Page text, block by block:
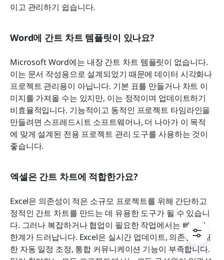
이고 관리하기 쉽습니다.
Word에 간트 차트 템플릿이 있나요?
Microsoft Word에는 내장 간트 차트 템플릿이 없습니다.
이는 문서 작성용으로 설계되었기 때문에 데이터 시각화나
프로젝트 관리용이 아닙니다. 기본 표를 만들거나 차트 이
미지를 가져올 수는 있지만, 이는 정적이며 업데이트하기
비효율적입니다. 기능적이고 동적인 프로젝트 타임라인을
만들려면 스프레드시트 소프트웨어나, 더 나아가 이 목적
에 맞게 설계된 전용 프로젝트 관리 도구를 사용하는 것이
좋습니다.
엑셀은 간트 차트에 적합한가요?
Excel은 의존성이 적은 소규모 프로젝트를 위해 간단하고
정적인 간트 차트를 만드는 데 유용한 도구가 될 수 있습니
다. 그러나 복잡하거나 협업이 필요한 작업에서는 빠르게
한계가 드러납니다. Excel은 실시간 업데이트, 의존성에 대
한 자동 일정 조정, 통합 커뮤니케이션 기능이 부족합니다.